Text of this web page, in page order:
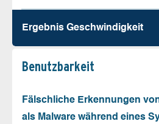
Ergebnis Geschw­indigkeit
Benutz­barkeit
Fälschliche Erkennungen
als Malware während eines